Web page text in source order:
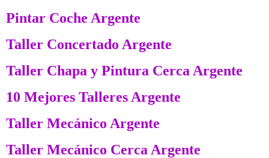
Pintar Coche Argente
Taller Concertado Argente
Taller Chapa y Pintura Cerca Argente
10 Mejores Talleres Argente
Taller Mecánico Argente
Taller Mecánico Cerca Argente